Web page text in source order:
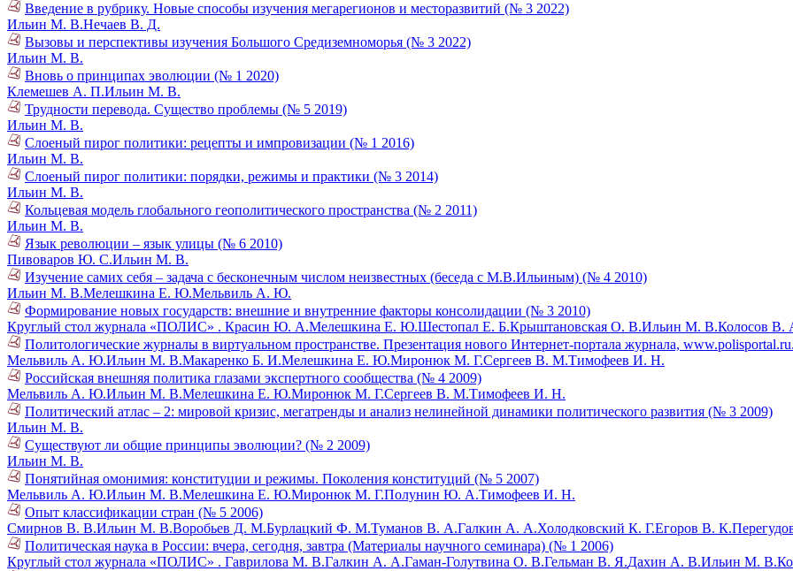
Введение в рубрику. Новые способы изучения мегарегионов и месторазвитий (№ 3 2022)
Ильин М. В.Нечаев В. Д.
Вызовы и перспективы изучения Большого Средиземноморья (№ 3 2022)
Ильин М. В.
Вновь о принципах эволюции (№ 1 2020)
Клемешев А. П.Ильин М. В.
Трудности перевода. Существо проблемы (№ 5 2019)
Ильин М. В.
Слоеный пирог политики: рецепты и импровизации (№ 1 2016)
Ильин М. В.
Слоеный пирог политики: порядки, режимы и практики (№ 3 2014)
Ильин М. В.
Кольцевая модель глобального геополитического пространства (№ 2 2011)
Ильин М. В.
Язык революции – язык улицы (№ 6 2010)
Пивоваров Ю. С.Ильин М. В.
Изучение самих себя – задача с бесконечным числом неизвестных (беседа с М.В.Ильиным) (№ 4 2010)
Ильин М. В.Мелешкина Е. Ю.Мельвиль А. Ю.
Формирование новых государств: внешние и внутренние факторы консолидации (№ 3 2010)
Круглый стол журнала «ПОЛИС» . Красин Ю. А.Мелешкина Е. Ю.Шестопал Е. Б.Крыштановская О. В.Ильин М. В.Колосов В.
Политологические журналы в виртуальном пространстве. Презентация нового Интернет-портала журнала,
Мельвиль А. Ю.Ильин М. В.Макаренко Б. И.Мелешкина Е. Ю.Миронюк М. Г.Сергеев В. М.Тимофеев И. Н.
Российская внешняя политика глазами экспертного сообщества (№ 4 2009)
Мельвиль А. Ю.Ильин М. В.Мелешкина Е. Ю.Миронюк М. Г.Сергеев В. М.Тимофеев И. Н.
Политический атлас – 2: мировой кризис, мегатренды и анализ нелинейной динамики политического развития (№ 3 2009)
Ильин М. В.
Существуют ли общие принципы эволюции? (№ 2 2009)
Ильин М. В.
Понятийная омонимия: конституции и режимы. Поколения конституций (№ 5 2007)
Мельвиль А. Ю.Ильин М. В.Мелешкина Е. Ю.Миронюк М. Г.Полунин Ю. А.Тимофеев И. Н.
Опыт классификации стран (№ 5 2006)
Смирнов В. В.Ильин М. В.Воробьев Д. М.Бурлацкий Ф. М.Туманов В. А.Галкин А. А.Холодковский К. Г.Егоров В. К.
Политическая наука в России: вчера, сегодня, завтра (Материалы научного семинара) (№ 1 2006)
Круглый стол журнала «ПОЛИС» . Гаврилова М. В.Галкин А. А.Гаман-Голутвина О. В.Гельман В. Я.Дахин А. В.Ильин М. В.